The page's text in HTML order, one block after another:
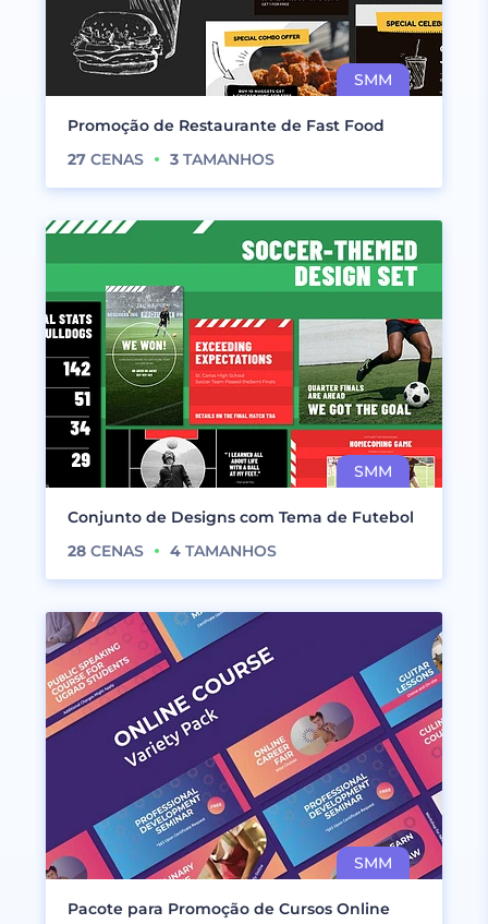
Promoção de Restaurante de Fast Food
27 CENAS 3 TAMANHOS
Conjunto de Designs com Tema de Futebol
28 CENAS 4 TAMANHOS
Pacote para Promoção de Cursos Online